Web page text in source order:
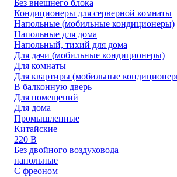
Без внешнего блока
Кондиционеры для серверной комнаты
Напольные (мобильные кондиционеры)
Напольные для дома
Напольный, тихий для дома
Для дачи (мобильные кондиционеры)
Для комнаты
Для квартиры (мобильные
В балконную дверь
Для помещений
Для дома
Промышленные
Китайские
220 В
Без двойного воздуховода
напольные
С фреоном